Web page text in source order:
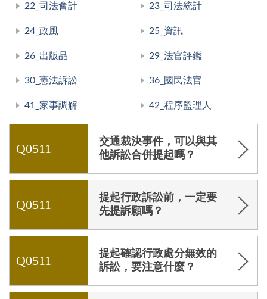
22_司法會計 23_司法統計
24_政風 25_資訊
26_出版品 29_法官評鑑
30_憲法訴訟 36_國民法官
41_家事調解 42_程序監理人
Q0511
交通裁決事件，可以與其
他訴訟合併提起嗎？
Q0511
提起行政訴訟前，一定要
先提訴願嗎？
Q0511
提起確認行政處分無效的
訴訟，要注意什麼？